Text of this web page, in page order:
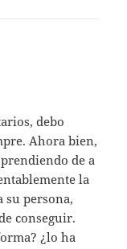
debo
Ahora bien,
de a
la
su persona,
conseguir.
¿lo ha